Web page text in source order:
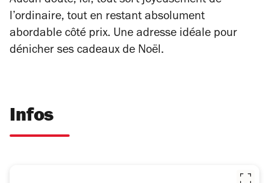
l’ordinaire, tout en restant absolument
abordable côté prix. Une adresse idéale pour
dénicher ses cadeaux de Noël.
Infos